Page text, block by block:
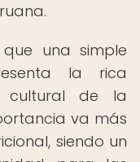
una simple
la rica
cultural de la
va más
siendo un